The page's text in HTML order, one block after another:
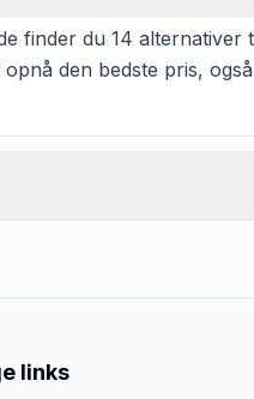
finder du 14
den bedste pris,
links